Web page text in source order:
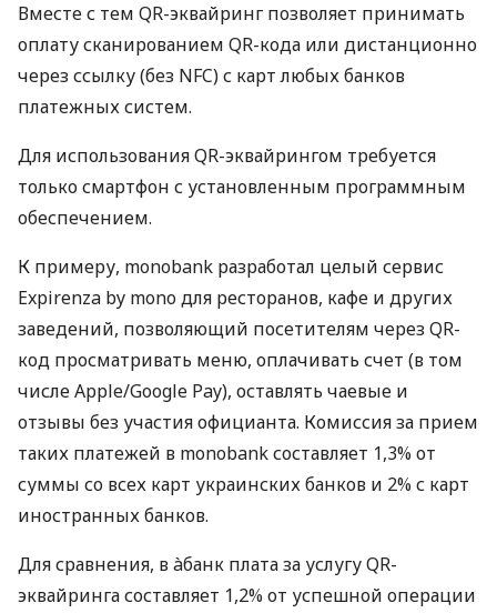
Вместе с тем QR-эквайринг позволяет принимать
оплату сканированием QR-кода или дистанционно
через ссылку (без NFC) с карт любых банков
платежных систем.
Для использования QR-эквайрингом требуется
только смартфон с установленным программным
обеспечением.
К примеру, monobank разработал целый сервис
Expirenza by mono для ресторанов, кафе и других
заведений, позволяющий посетителям через QR-
код просматривать меню, оплачивать счет (в том
числе Apple/Google Pay), оставлять чаевые и
отзывы без участия официанта. Комиссия за прием
таких платежей в monobank составляет 1,3% от
суммы со всех карт украинских банков и 2% с карт
иностранных банков.
Для сравнения, в àбанк плата за услугу QR-
эквайринга составляет 1,2% от успешной операции